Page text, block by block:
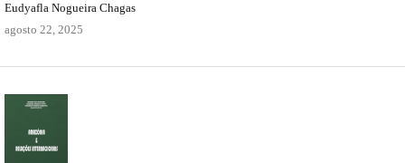
Eudyafla Nogueira Chagas
agosto 22, 2025